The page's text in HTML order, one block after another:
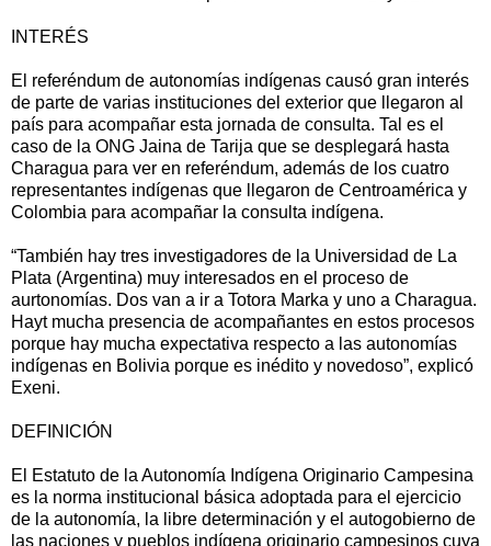
INTERÉS
El referéndum de autonomías indígenas causó gran interés
de parte de varias instituciones del exterior que llegaron al
país para acompañar esta jornada de consulta. Tal es el
caso de la ONG Jaina de Tarija que se desplegará hasta
Charagua para ver en referéndum, además de los cuatro
representantes indígenas que llegaron de Centroamérica y
Colombia para acompañar la consulta indígena.
“También hay tres investigadores de la Universidad de La
Plata (Argentina) muy interesados en el proceso de
aurtonomías. Dos van a ir a Totora Marka y uno a Charagua.
Hayt mucha presencia de acompañantes en estos procesos
porque hay mucha expectativa respecto a las autonomías
indígenas en Bolivia porque es inédito y novedoso”, explicó
Exeni.
DEFINICIÓN
El Estatuto de la Autonomía Indígena Originario Campesina
es la norma institucional básica adoptada para el ejercicio
de la autonomía, la libre determinación y el autogobierno de
las naciones y pueblos indígena originario campesinos cuya